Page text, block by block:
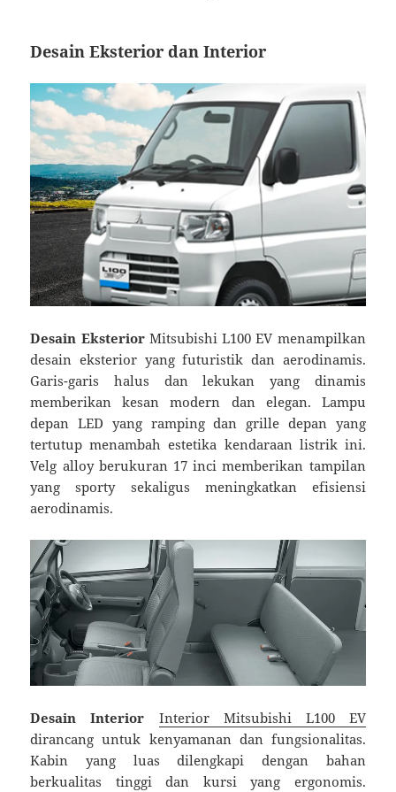
Desain Eksterior dan Interior
Desain EksteriorMitsubishi L100 EV menampilkan
desain eksterior yang futuristik dan aerodinamis.
Garis-garis halus dan lekukan yang dinamis
memberikan kesan modern dan elegan. Lampu
depan LED yang ramping dan grille depan yang
tertutup menambah estetika kendaraan listrik ini.
Velg alloy berukuran 17 inci memberikan tampilan
yang sporty sekaligus meningkatkan efisiensi
aerodinamis.
Desain Interior
Interior Mitsubishi L100 EV
dirancang untuk kenyamanan dan fungsionalitas.
Kabin yang luas dilengkapi dengan bahan
berkualitas tinggi dan kursi yang ergonomis.